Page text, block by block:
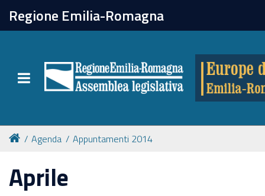
Regione Emilia-Romagna
Toggle navigation
chiudi
Attività
Formazione
Eventi
Agenda Appuntamenti 2014
Aprile